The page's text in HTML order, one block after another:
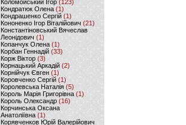
Коломойський Ігор (123)
Кондратюк Олена(1)
Кондрашенко Сергій (1)
Кононенко Ігор Віталійович (21)
Константіновський Вячеслав
Леонідович (1)
Копанчук Олена (1)
Корбан Геннадій (33)
Корж Віктор (3)
Корнацький Аркадій (2)
Корнійчук Євген (1)
Коровченко Сергій (1)
Королевська Наталія(5)
Король Марія Григорівна (1)
Король Олександр (16)
Корчинська Оксана
Анатоліївна (1)
Корявченков Юрій Валерійович